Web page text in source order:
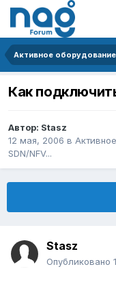
Как
Автор: Stasz
12 мая, 2006 в
SDN/NFV...
Stasz
Опубликовано